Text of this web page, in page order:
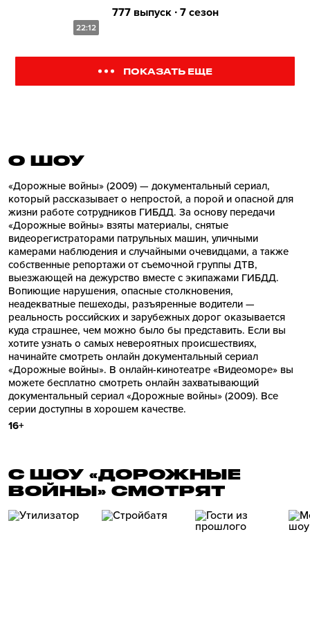
22:12
777 выпуск ∙ 7 сезон
ПОКАЗАТЬ ЕЩЕ
О ШОУ
«Дорожные войны» (2009) — документальный сериал,
который рассказывает о непростой, а порой и опасной для
жизни работе сотрудников ГИБДД. За основу передачи
«Дорожные войны» взяты материалы, снятые
видеорегистраторами патрульных машин, уличными
камерами наблюдения и случайными очевидцами, а также
собственные репортажи от съемочной группы ДТВ,
выезжающей на дежурство вместе с экипажами ГИБДД.
Вопиющие нарушения, опасные столкновения,
неадекватные пешеходы, разъяренные водители —
реальность российских и зарубежных дорог оказывается
куда страшнее, чем можно было бы представить. Если вы
хотите узнать о самых невероятных происшествиях,
начинайте смотреть онлайн документальный сериал
«Дорожные войны». В онлайн-кинотеатре «Видеоморе» вы
можете бесплатно смотреть онлайн захватывающий
документальный сериал «Дорожные войны» (2009). Все
серии доступны в хорошем качестве.
16+
С ШОУ «ДОРОЖНЫЕ
ВОЙНЫ» СМОТРЯТ